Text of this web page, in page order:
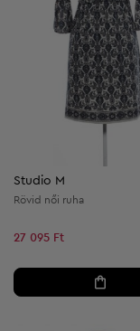
Studio M
Rövid női ruha
27 095 Ft